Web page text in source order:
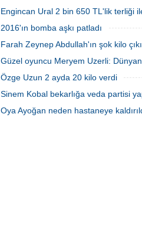
Engincan Ural 2 bin 650 TL'lik terliği
2016'ın bomba aşkı patladı
Farah Zeynep Abdullah'ın şok kilo
Güzel oyuncu Meryem Uzerli:
Özge Uzun 2 ayda 20 kilo verdi
Sinem Kobal bekarlığa veda partisi
Oya Ayoğan neden hastaneye